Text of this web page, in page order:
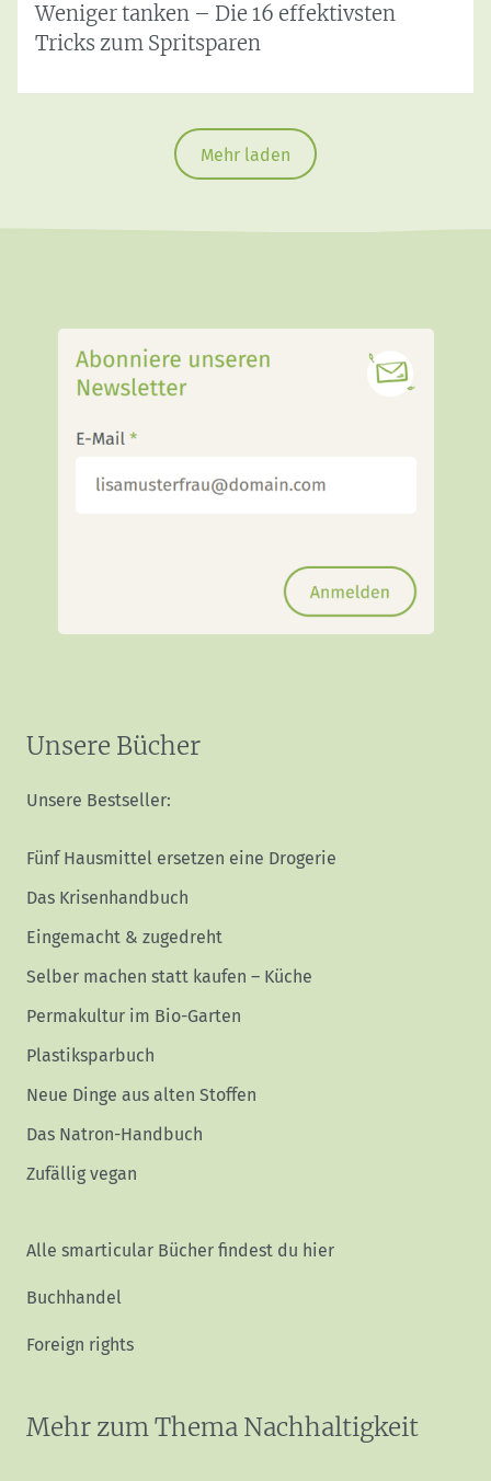
Weniger tanken – Die 16 effektivsten
Tricks zum Spritsparen
Mehr laden
Unsere Bücher
Unsere Bestseller:
Fünf Hausmittel ersetzen eine Drogerie
Das Krisenhandbuch
Eingemacht & zugedreht
Selber machen statt kaufen – Küche
Permakultur im Bio-Garten
Plastiksparbuch
Neue Dinge aus alten Stoffen
Das Natron-Handbuch
Zufällig vegan
Alle smarticular Bücher findest du hier
Buchhandel
Foreign rights
Mehr zum Thema Nachhaltigkeit